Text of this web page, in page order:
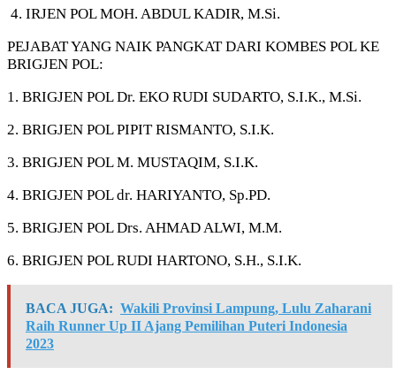
4. IRJEN POL MOH. ABDUL KADIR, M.Si.
PEJABAT YANG NAIK PANGKAT DARI KOMBES POL KE
BRIGJEN POL:
1. BRIGJEN POL Dr. EKO RUDI SUDARTO, S.I.K., M.Si.
2. BRIGJEN POL PIPIT RISMANTO, S.I.K.
3. BRIGJEN POL M. MUSTAQIM, S.I.K.
4. BRIGJEN POL dr. HARIYANTO, Sp.PD.
5. BRIGJEN POL Drs. AHMAD ALWI, M.M.
6. BRIGJEN POL RUDI HARTONO, S.H., S.I.K.
BACA JUGA: Wakili Provinsi Lampung, Lulu Zaharani
Raih Runner Up II Ajang Pemilihan Puteri Indonesia
2023